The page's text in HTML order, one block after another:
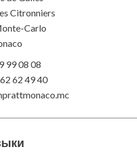
Citronniers
Carlo
99 08 08
62 49 40